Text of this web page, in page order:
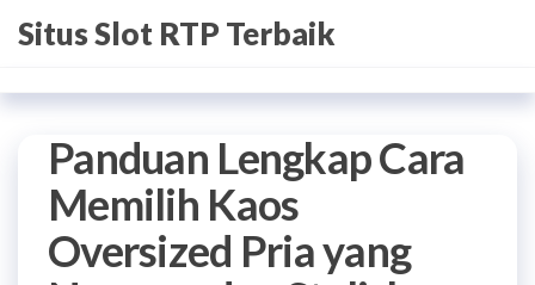
toSitus Slot RTP Terbaik
Panduan Lengkap Cara
Memilih Kaos
Oversized Pria yang